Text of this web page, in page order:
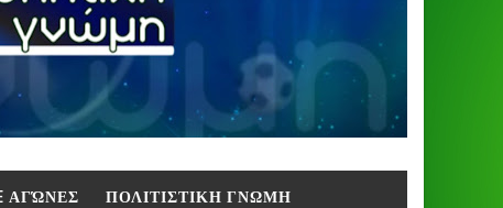
ΑΓΏΝΕΣ ΠΟΛΙΤΙΣΤΙΚΗ ΓΝΩΜΗ